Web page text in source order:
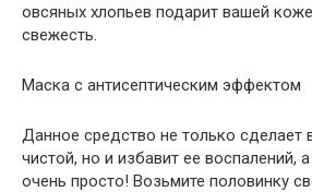
овсяных хлопьев подарит вашей
свежесть.
Маска с антисептическим эффектом
Данное средство не только сделает
чистой, но и избавит ее воспалений,
очень просто! Возьмите половинку